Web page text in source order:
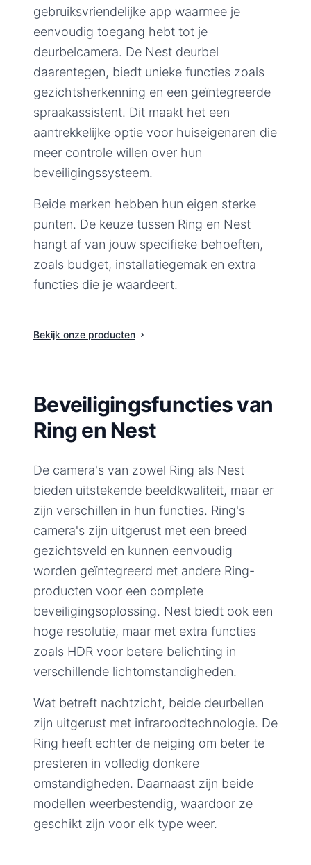
gebruiksvriendelijke app waarmee je
eenvoudig toegang hebt tot je
deurbelcamera. De Nest deurbel
daarentegen, biedt unieke functies zoals
gezichtsherkenning en een geïntegreerde
spraakassistent. Dit maakt het een
aantrekkelijke optie voor huiseigenaren die
meer controle willen over hun
beveiligingssysteem.
Beide merken hebben hun eigen sterke
punten. De keuze tussen Ring en Nest
hangt af van jouw specifieke behoeften,
zoals budget, installatiegemak en extra
functies die je waardeert.
Bekijk onze producten
Beveiligingsfuncties van
Ring en Nest
De camera's van zowel Ring als Nest
bieden uitstekende beeldkwaliteit, maar er
zijn verschillen in hun functies. Ring's
camera's zijn uitgerust met een breed
gezichtsveld en kunnen eenvoudig
worden geïntegreerd met andere Ring-
producten voor een complete
beveiligingsoplossing. Nest biedt ook een
hoge resolutie, maar met extra functies
zoals HDR voor betere belichting in
verschillende lichtomstandigheden.
Wat betreft nachtzicht, beide deurbellen
zijn uitgerust met infraroodtechnologie. De
Ring heeft echter de neiging om beter te
presteren in volledig donkere
omstandigheden. Daarnaast zijn beide
modellen weerbestendig, waardoor ze
geschikt zijn voor elk type weer.